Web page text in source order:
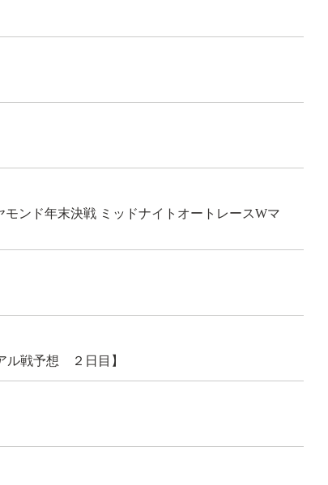
ンド年末決戦 ミッドナイトオートレースWマ
ル戦予想 ２日目】